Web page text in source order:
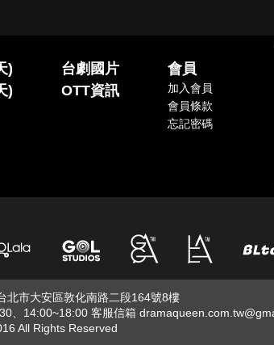
)
)
台劇國片
OTT資訊
會員
加入會員
會員條款
忘記密碼
北市大安區敦化南路二段164號8樓
、14:00~18:00 客服信箱
All Rights Reserved